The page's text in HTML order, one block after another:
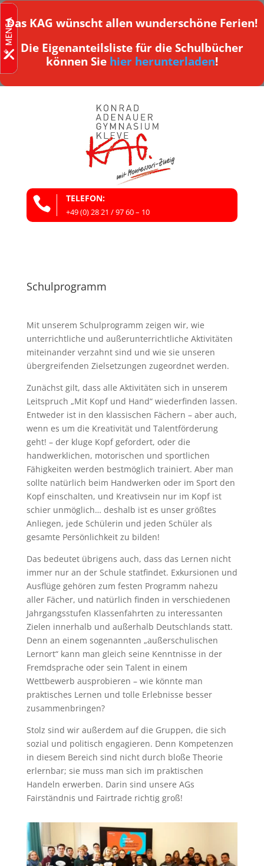
Das KAG wünscht allen wunderschöne Ferien!
Die Eigenanteilsliste für die Schulbücher
können Sie hier herunterladen!
 TELEFON:
+49 (0) 28 21 / 97 60 – 10
Schulprogramm
Mit unserem Schulprogramm zeigen wir, wie
unterrichtliche und außerunterrichtliche Aktivitäten
miteinander verzahnt sind und wie sie unseren
übergreifenden Zielsetzungen zugeordnet werden.
Zunächst gilt, dass alle Aktivitäten sich in unserem
Leitspruch „Mit Kopf und Hand“ wiederfinden lassen.
Entweder ist in den klassischen Fächern – aber auch,
wenn es um die Kreativität und Talentförderung
geht! – der kluge Kopf gefordert, oder die
handwerklichen, motorischen und sportlichen
Fähigkeiten werden bestmöglich trainiert. Aber man
sollte natürlich beim Handwerken oder im Sport den
Kopf einschalten, und Kreativsein nur im Kopf ist
schier unmöglich… deshalb ist es unser größtes
Anliegen, jede Schülerin und jeden Schüler als
gesamte Persönlichkeit zu bilden!
Das bedeutet übrigens auch, dass das Lernen nicht
immer nur an der Schule statfindet. Exkursionen und
Ausflüge gehören zum festen Programm nahezu
aller Fächer, und natürlich finden in verschiedenen
Jahrgangsstufen Klassenfahrten zu interessanten
Zielen innerhalb und außerhalb Deutschlands statt.
Denn an einem sogenannten „außerschulischen
Lernort“ kann man gleich seine Kenntnisse in der
Fremdsprache oder sein Talent in einem
Wettbewerb ausprobieren – wie könnte man
praktisches Lernen und tolle Erlebnisse besser
zusammenbringen?
Stolz sind wir außerdem auf die Gruppen, die sich
sozial und politisch engagieren. Denn Kompetenzen
in diesem Bereich sind nicht durch bloße Theorie
erlernbar; sie muss man sich im praktischen
Handeln erwerben. Darin sind unsere AGs
Fairständnis und Fairtrade richtig groß!